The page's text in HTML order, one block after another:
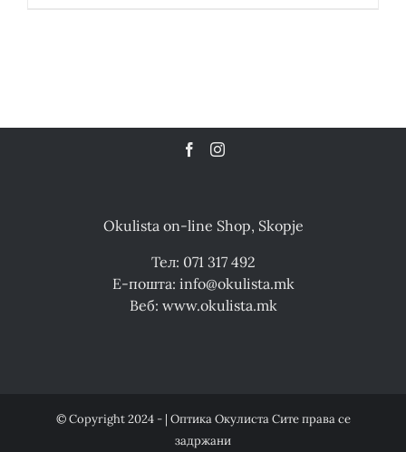
Okulista on-line Shop, Skopje
Тел: 071 317 492
Е-пошта: info@okulista.mk
Веб: www.okulista.mk
© Copyright 2024 - | Оптика Окулиста Сите права се
задржани